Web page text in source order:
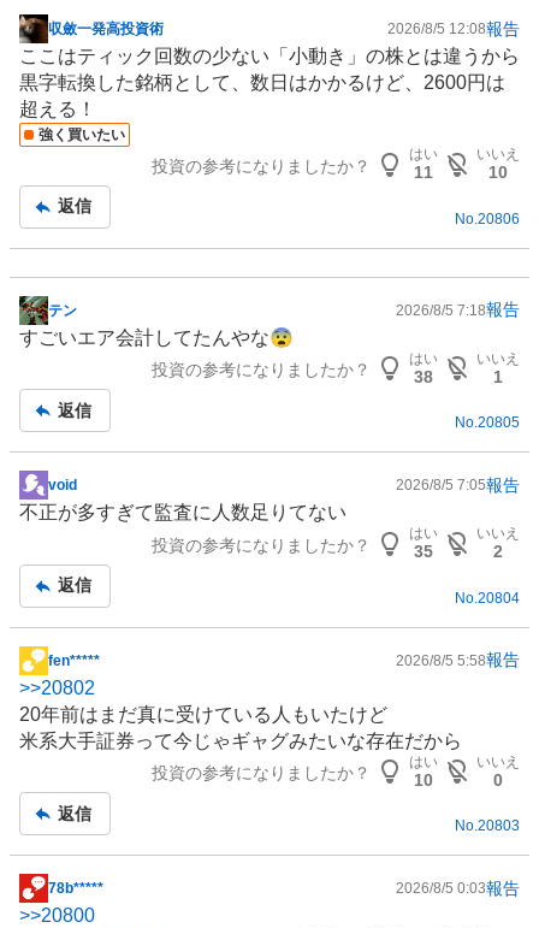
掲
示
板
記
事
収斂一発高投資術 2026/8/5 12:08報告
ここはティック回数の少ない「小動き」の株とは違うから
黒字転換した銘柄として、数日はかかるけど、2600円は
超える！
強く買いたい
投資の参考になりましたか？
はい
11
いいえ
10
返信
No. 20806
掲
示
事
テン 2026/8/5 7:18報告
すごいエア会計してたんやな😨
投資の参考になりましたか？
はい
38
いいえ
1
返信
No.20805
掲
示
事
void 2026/8/5 7:05報告
不正が多すぎて監査に人数足りてない
投資の参考になりましたか？
はい
35
いいえ
2
返信
No. 20804
掲
示
板
記
fen***** 2026/8/5 5:58報告
>>20802
20年前はまだ真に受けている人もいたけど
米系大手証券って今じゃギャグみたいな存在だから
投資の参考になりましたか？
はい
10
いいえ
0
返信
No.20803
掲
78b***** 2026/8/5 0:03報告
>>20800